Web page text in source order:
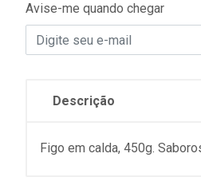
Avise-me quando chegar
Descrição
Figo em calda, 450g.